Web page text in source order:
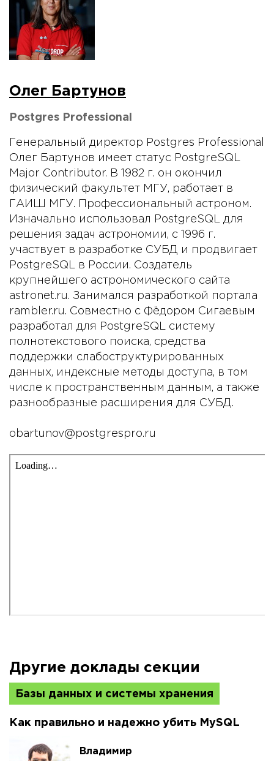
Олег Бартунов
Postgres Professional
Генеральный директор Postgres Professional
Олег Бартунов имеет статус PostgreSQL
Major Contributor. В 1982 г. он окончил
физический факультет МГУ, работает в
ГАИШ МГУ. Профессиональный астроном.
Изначально использовал PostgreSQL для
решения задач астрономии, с 1996 г.
участвует в разработке СУБД и продвигает
PostgreSQL в России. Создатель
крупнейшего астрономического сайта
astronet.ru. Занимался разработкой портала
rambler.ru. Совместно с Фёдором Сигаевым
разработал для PostgreSQL систему
полнотекстового поиска, средства
поддержки слабоструктурированных
данных, индексные методы доступа, в том
числе к пространственным данным, а также
разнообразные расширения для СУБД.
obartunov@postgrespro.ru
Другие доклады секции
Базы данных и системы хранения
Как правильно и надежно убить MySQL
Владимир